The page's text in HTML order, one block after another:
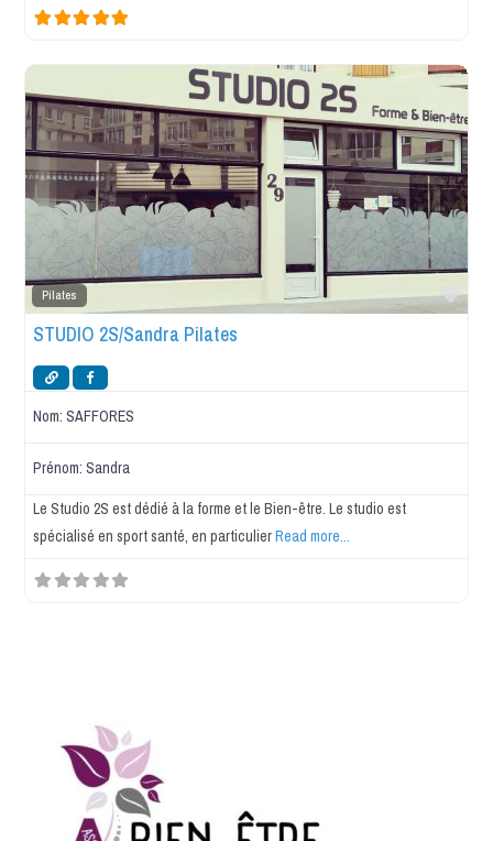
Pilates
STUDIO 2S/Sandra Pilates
Nom:SAFFORES
Prénom:Sandra
Le Studio 2S est dédié à la forme et le Bien-être. Le studio est
spécialisé en sport santé, en particulierRead more...